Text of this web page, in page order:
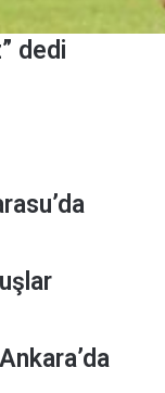
dedi